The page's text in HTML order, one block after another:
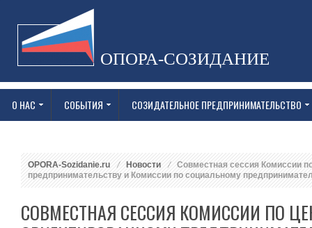
ОПОРА-СОЗИДАНИЕ
О НАС СОБЫТИЯ СОЗИДАТЕЛЬНОЕ ПРЕДПРИНИМАТЕЛЬСТВО
OPORA-Sozidanie.ru Новости
Совместная сессия Комиссии
предпринимательству и Комиссии по социальному
СОВМЕСТНАЯ СЕССИЯ КОМИССИИ ПО